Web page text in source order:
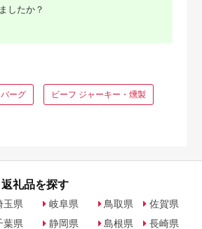
したか？
ーグ ビーフ ジャーキー・燻製
礼品を探す
玉県
葉県
岐阜県
静岡県
鳥取県
島根県
佐賀県
長崎県